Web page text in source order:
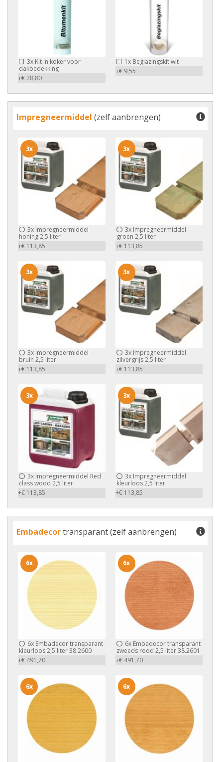
3x Kit in koker voor
dakbedekking
+€ 28,80
1xBeglazingskit wit
+€ 9,55
Impregneermiddel (zelf aanbrengen)
3x Impregneermiddel
honing 2,5 liter
+€ 113,85
3x
3xImpregneermiddel
groen 2,5 liter
+€ 113,85
3x
3x Impregneermiddel
bruin 2,5 liter
+€ 113,85
3x
3xImpregneermiddel
zilvergrijs 2,5 liter
+€ 113,85
3x
3x Impregneermiddel Red
class wood 2,5 liter
+€ 113,85
3x
3xImpregneermiddel
kleurloos 2,5 liter
+€ 113,85
3x
Embadecortransparant (zelf aanbrengen)
6x Embadecor transparant
kleurloos 2,5 liter 38.2600
+€ 491,70
6x
6xEmbadecor transparant
zweeds rood 2,5 liter 38.2601
+€ 491,70
6x
6x 6x